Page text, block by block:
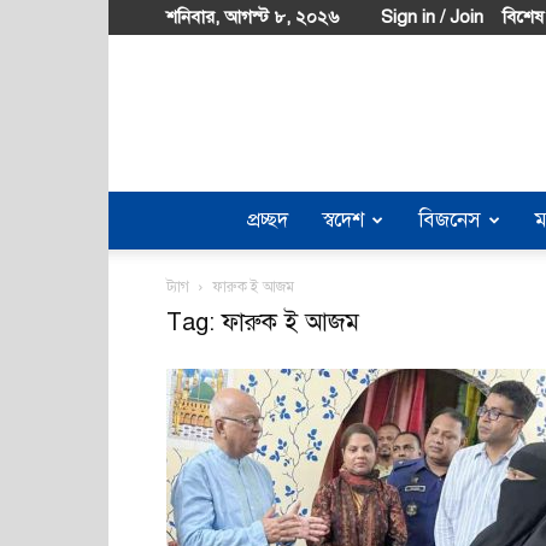
শনিবার, আগস্ট ৮, ২০২৬ Sign in / Join
প্রচ্ছদ স্বদেশ বিজনেস
ট্যাগ ফারুক ই আজম
Tag: ফারুক ই আজম